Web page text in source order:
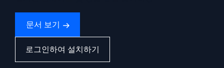
플랫폼
문서 보기
로그인하여 설치하기